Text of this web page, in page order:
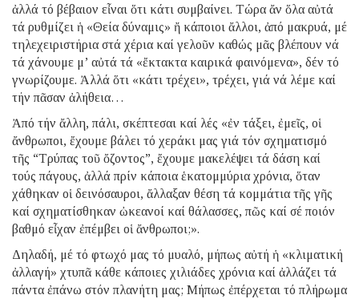
ἀλλά τό βέβαιον εἶναι ὅτι κάτι συμβαίνει. Τώρα ἄν ὅλα αὐτά
τά ρυθμίζει ἡ «Θεία δύναμις» ἤ κάποιοι ἄλλοι, ἀπό μακρυά, μέ
τηλεχειριστήρια στά χέρια καί γελοῦν καθώς μᾶς βλέπουν νά
τά χάνουμε μ’ αὐτά τά «ἔκτακτα καιρικά φαινόμενα», δέν τό
γνωρίζουμε. Ἀλλά ὅτι «κάτι τρέχει», τρέχει, γιά νά λέμε καί
τήν πᾶσαν ἀλήθεια…
Ἀπό τήν ἄλλη, πάλι, σκέπτεσαι καί λές «ἐν τάξει, ἐμεῖς, οἱ
ἄνθρωποι, ἔχουμε βάλει τό χεράκι μας γιά τόν σχηματισμό
τῆς “Τρύπας τοῦ ὄζοντος”, ἔχουμε μακελέψει τά δάση καί
τούς πάγους, ἀλλά πρίν κάποια ἑκατομμύρια χρόνια, ὅταν
χάθηκαν οἱ δεινόσαυροι, ἄλλαξαν θέση τά κομμάτια τῆς γῆς
καί σχηματίσθηκαν ὠκεανοί καί θάλασσες, πῶς καί σέ ποιόν
βαθμό εἶχαν ἐπέμβει οἱ ἄνθρωποι;».
Δηλαδή, μέ τό φτωχό μας τό μυαλό, μήπως αὐτή ἡ «κλιματική
ἀλλαγή» χτυπᾶ κάθε κάποιες χιλιάδες χρόνια καί ἀλλάζει τά
πάντα ἐπάνω στόν πλανήτη μας; Μήπως ἐπέρχεται τό πλήρωμα